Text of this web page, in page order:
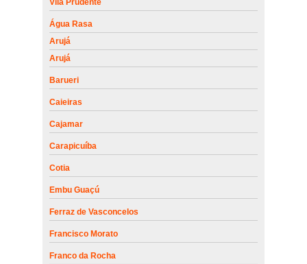
Água Rasa
Arujá
Arujá
Barueri
Caieiras
Cajamar
Carapicuíba
Cotia
Embu Guaçú
Ferraz de Vasconcelos
Francisco Morato
Franco da Rocha